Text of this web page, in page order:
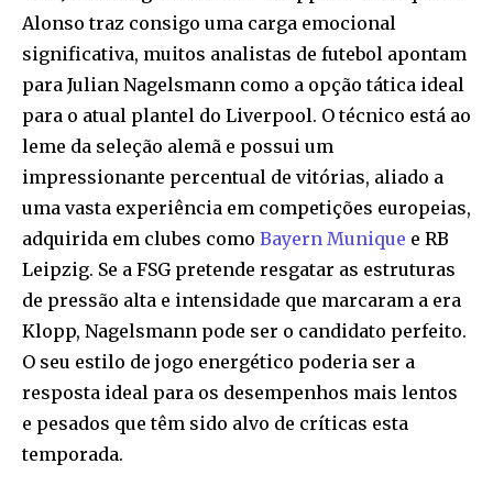
Alonso traz consigo uma carga emocional
significativa, muitos analistas de futebol apontam
para Julian Nagelsmann como a opção tática ideal
para o atual plantel do Liverpool. O técnico está ao
leme da seleção alemã e possui um
impressionante percentual de vitórias, aliado a
uma vasta experiência em competições europeias,
adquirida em clubes como Bayern Munique e RB
Leipzig. Se a FSG pretende resgatar as estruturas
de pressão alta e intensidade que marcaram a era
Klopp, Nagelsmann pode ser o candidato perfeito.
O seu estilo de jogo energético poderia ser a
resposta ideal para os desempenhos mais lentos
e pesados que têm sido alvo de críticas esta
temporada.